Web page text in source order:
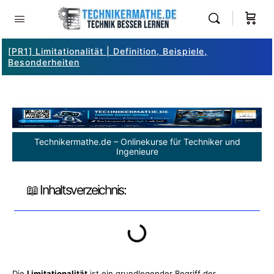
[PR1] Limitationalität | Definition, Beispiele,
Besonderheiten
Technikermathe.de – Onlinekurse für Techniker und
Ingenieure
📖 Inhaltsverzeichnis: